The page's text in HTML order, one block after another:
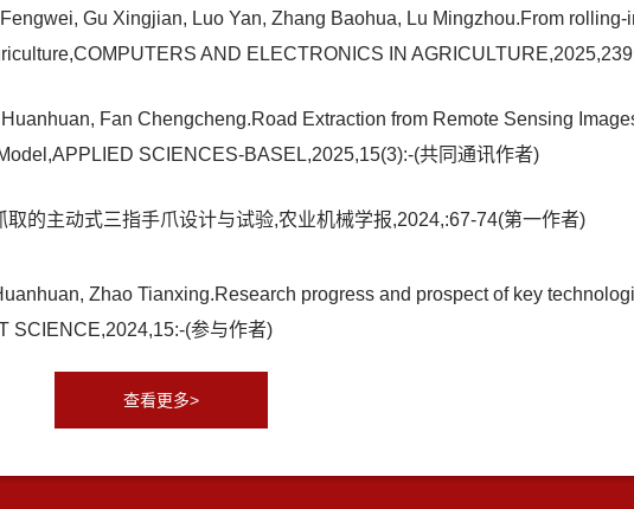
Gu Xingjian, Luo Yan, Zhang Baohua, Lu Mingzhou.From rolling-
AND ELECTRONICS IN
Fan Chengcheng.Road Extraction from Remote Sensing
SCIENCES-BASEL,2025,15(3):-(共同通讯作者)
的主动式三指手爪设计与试验,农业机械学报,2024,:67-74(第一作者)
Zhao Tianxing.Research progress and prospect of key
SCIENCE,2024,15:-(参与作者)
查看更多>